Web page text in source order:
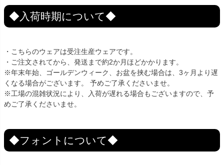
◆入荷時期について◆
・こちらのウェアは受注生産ウェアです。
・ご注文されてから、発送まで約2か月ほどかかります。
※年末年始、ゴールデンウィーク、お盆を挟む場合は、3ヶ月より遅
くなる場合がございます。 予めご了承くださいませ。
※工場の混雑状況により、入荷が遅れる場合もございますので、予
めご了承くださいませ。
◆フォントについて◆